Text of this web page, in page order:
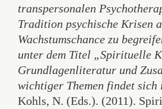
transpersonalen
Tradition psychische Krisen
Wachstumschance zu
unter dem Titel „Spirituelle
Grundlagenliteratur und
wichtiger Themen findet sich
Kohls, N. (Eds.). (2011).